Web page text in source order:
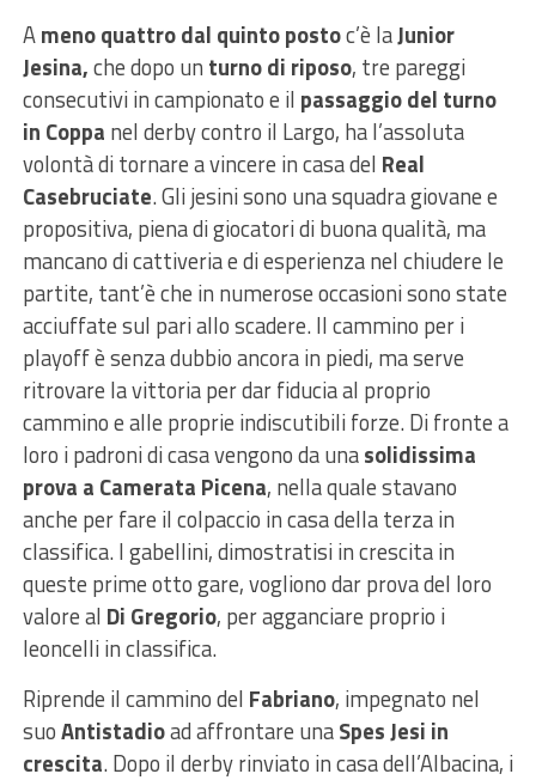
Ameno quattro dal quinto postoc’è laJunior
Jesina,che dopo un turno di riposo, tre pareggi
consecutivi in campionato e il passaggio del turno
in Coppa nel derby contro il Largo, ha l’assoluta
volontà di tornare a vincere in casa del Real
Casebruciate. Gli jesini sono una squadra giovane e
propositiva, piena di giocatori di buona qualità, ma
mancano di cattiveria e di esperienza nel chiudere le
partite, tant’è che in numerose occasioni sono state
acciuffate sul pari allo scadere. Il cammino per i
playoff è senza dubbio ancora in piedi, ma serve
ritrovare la vittoria per dar fiducia al proprio
cammino e alle proprie indiscutibili forze. Di fronte a
loro i padroni di casa vengono da unasolidissima
prova a Camerata Picena, nella quale stavano
anche per fare il colpaccio in casa della terza in
classifica. I gabellini, dimostratisi in crescita in
queste prime otto gare, vogliono dar prova del loro
valore al Di Gregorio, per agganciare proprio i
leoncelli in classifica.
Riprende il cammino del Fabriano, impegnato nel
suoAntistadioad affrontare unaSpes Jesi in
crescita. Dopo il derby rinviato in casa dell’Albacina, i